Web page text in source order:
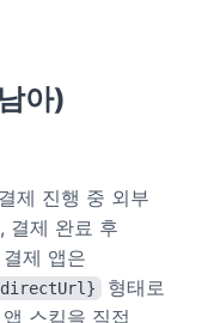
아)
제 진행 중 외부
결제 완료 후
제 앱은
형태로
스킴을 직접